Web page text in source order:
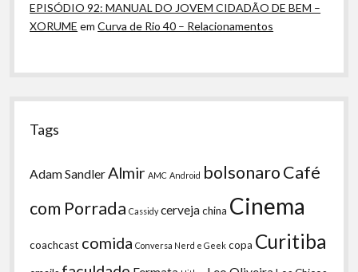
EPISÓDIO 92: MANUAL DO JOVEM CIDADÃO DE BEM –
XORUME emCurva de Rio 40 – Relacionamentos
Tags
Adam Sandler Almir AMC Android bolsonaroCafé
com Porrada Cassidy cervejachina Cinema
coachcast comida Conversa Nerd e Geek copa Curitiba